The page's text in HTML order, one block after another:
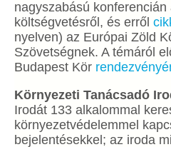
nagyszabású
költségvetésről, és erről
nyelven) az Európai Zöld
Szövetségnek. A témáról
Budapest Kör
Környezeti Tanácsadó
Irodát 133 alkalommal
környezetvédelemmel
bejelentésekkel; az iroda